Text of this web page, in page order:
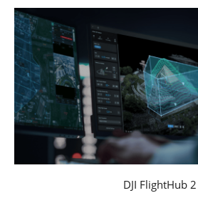
DJI FlightHub 2